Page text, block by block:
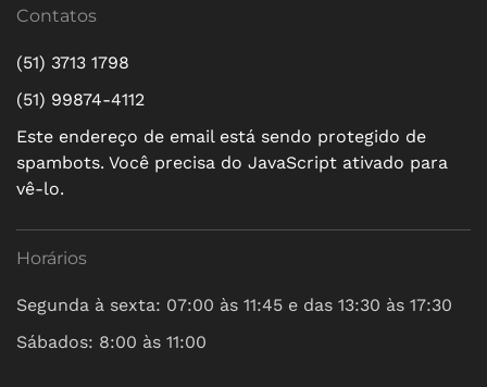
Contatos
(51) 3713 1798
(51) 99874-4112
Este endereço de email está sendo protegido de
spambots. Você precisa do JavaScript ativado para
vê-lo.
Horários
Segunda à sexta: 07:00 às 11:45 e das 13:30 às 17:30
Sábados: 8:00 às 11:00